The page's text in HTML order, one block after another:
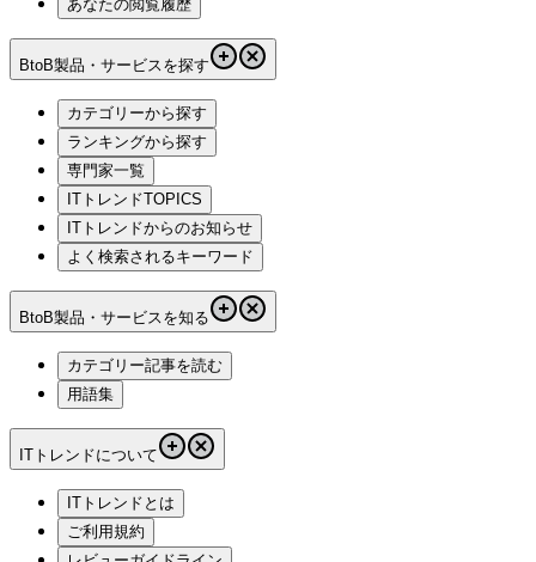
あなたの閲覧履歴
BtoB製品・サービスを探す
カテゴリーから探す
ランキングから探す
専門家一覧
ITトレンドTOPICS
ITトレンドからのお知らせ
よく検索されるキーワード
BtoB製品・サービスを知る
カテゴリー記事を読む
用語集
ITトレンドについて
ITトレンドとは
ご利用規約